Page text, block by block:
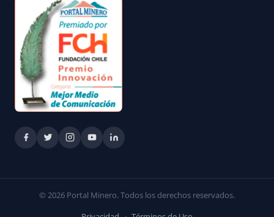
© 2026 Portal Minero. Todos los derechos reservados.